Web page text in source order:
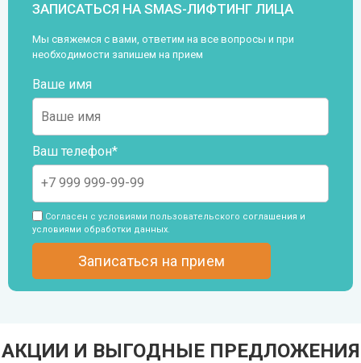
ЗАПИСАТЬСЯ НА SMAS-ЛИФТИНГ ЛИЦА
Мы свяжемся с вами, ответим на все вопросы и при
необходимости запишем на прием
Ваше имя
Ваш телефон*
Согласен с условиями пользовательского соглашения и
условиями обработки данных.
АКЦИИ И ВЫГОДНЫЕ ПРЕДЛОЖЕНИЯ